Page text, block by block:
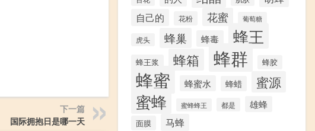
下一篇
国际拥抱日是哪一天
自己的 花粉 花蜜 葡萄糖
虎头 蜂巢 蜂毒 蜂王
蜂王浆 蜂箱 蜂群 蜂胶
蜂蜜 蜂蜜水 蜂蜡 蜜源
蜜蜂 蜜蜂蜂王 都是 雄蜂
面膜 马蜂